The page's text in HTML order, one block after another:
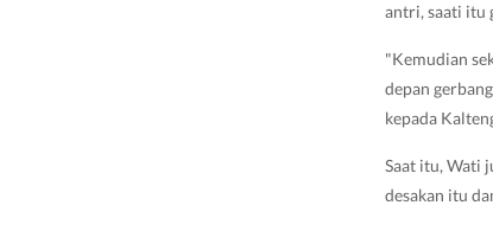
antri, saati itu
"Kemudian
depan
kepada
Saat itu, Wati
desakan itu